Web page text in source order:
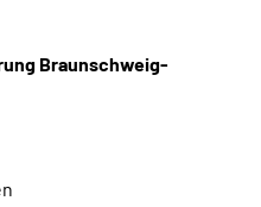
Braunschweig-